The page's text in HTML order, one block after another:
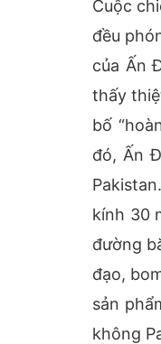
Cuộc
đều
của Ấn
thấy
bố
đó, Ấn
kính 30
đường
đạo,
sản
không